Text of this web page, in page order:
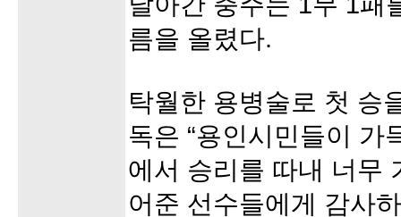
름을 올렸다.
탁월한 용병술로 첫 승
독은 “용인시민들이 가
에서 승리를 따내 너무
어준 선수들에게 감사